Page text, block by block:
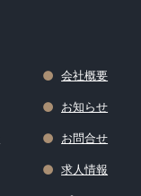
会社概要
お知らせ
お問合せ
求人情報